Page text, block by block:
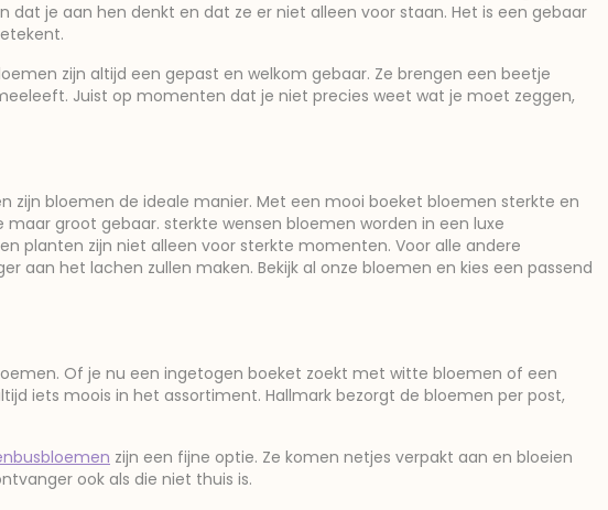
je aan hen denkt en dat ze er niet alleen voor staan. Het is een gebaar
zijn altijd een gepast en welkom gebaar. Ze brengen een beetje
Juist op momenten dat je niet precies weet wat je moet zeggen,
bloemen de ideale manier. Met een mooi boeket bloemen sterkte en
groot gebaar. sterkte wensen bloemen worden in een luxe
planten zijn niet alleen voor sterkte momenten. Voor alle andere
het lachen zullen maken. Bekijk al onze bloemen en kies een passend
Of je nu een ingetogen boeket zoekt met witte bloemen of een
iets moois in het assortiment. Hallmark bezorgt de bloemen per post,
zijn een fijne optie. Ze komen netjes verpakt aan en bloeien
ook als die niet thuis is.